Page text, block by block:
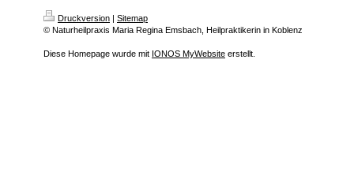
Druckversion | Sitemap
© Naturheilpraxis Maria Regina Emsbach, Heilpraktikerin in Koblenz
Diese Homepage wurde mit IONOS MyWebsite erstellt.